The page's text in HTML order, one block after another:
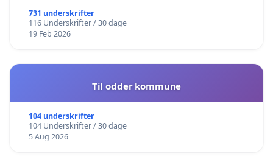
731 underskrifter
116 Underskrifter / 30 dage
19 Feb 2026
Til odder kommune
104 underskrifter
104 Underskrifter / 30 dage
5 Aug 2026